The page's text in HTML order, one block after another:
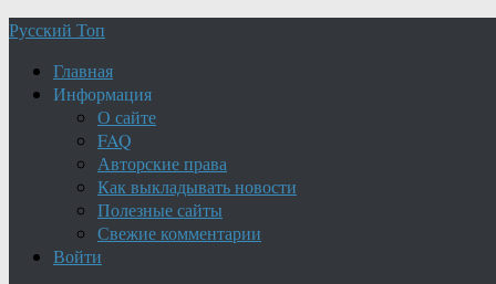
Русский Топ
Главная
Информация
О сайте
FAQ
Авторские права
Как выкладывать новости
Полезные сайты
Свежие комментарии
Войти